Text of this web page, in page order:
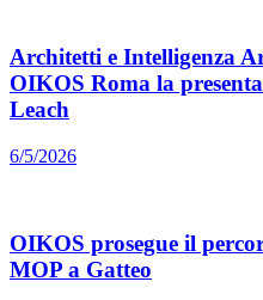
Architetti e Intelligenza
OIKOS Roma la
Leach
6/5/2026
OIKOS prosegue il
MOP a Gatteo